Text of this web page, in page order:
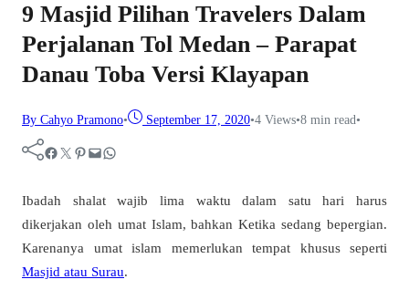
9 Masjid Pilihan Travelers Dalam
Perjalanan Tol Medan – Parapat
Danau Toba Versi Klayapan
By Cahyo Pramono• September 17, 2020•4 Views•8 min read•
Facebook Twitter Pinterest Mail WhatsApp
Ibadah shalat wajib lima waktu dalam satu hari harus
dikerjakan oleh umat Islam, bahkan Ketika sedang bepergian.
Karenanya umat islam memerlukan tempat khusus seperti
Masjid atau Surau.